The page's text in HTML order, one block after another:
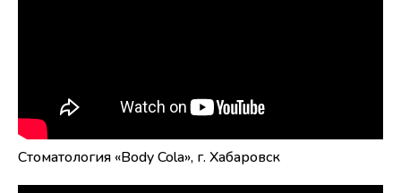
Стоматология «Body Cola», г. Хабаровск